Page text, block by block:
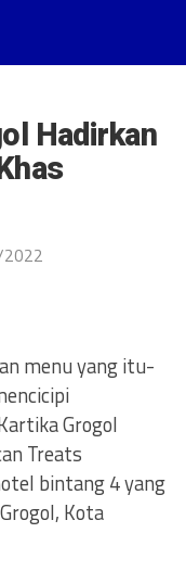
Hadirkan
menu yang itu-
Grogol
Treats
bintang 4 yang
Kota